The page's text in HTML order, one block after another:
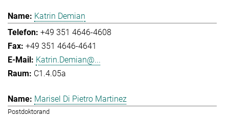
Katrin Demian
+49 351 4646-4608
+49 351 4646-4641
Katrin.Demian@...
C1.4.05a
Marisel Di Pietro Martinez
Postdoktorand